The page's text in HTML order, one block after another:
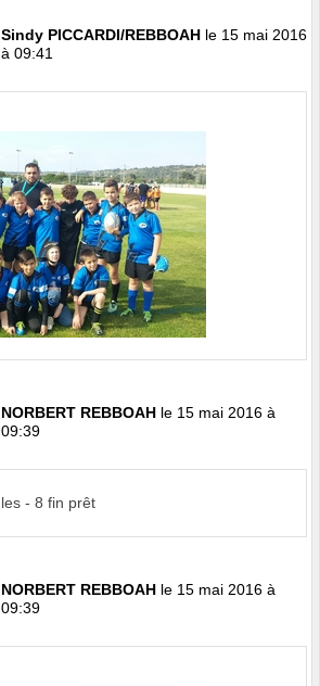
Sindy PICCARDI/REBBOAH le 15 mai 2016
à 09:41
NORBERT REBBOAH le 15 mai 2016 à
09:39
les - 8 fin prêt
NORBERT REBBOAH le 15 mai 2016 à
09:39